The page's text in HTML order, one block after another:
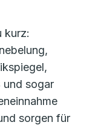
kurz:
und sogar
sorgen für